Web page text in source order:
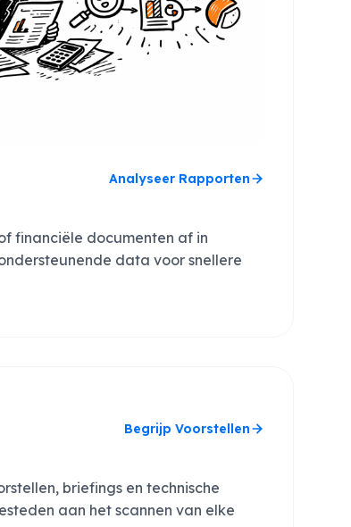
Analyseer Rapporten
financiële documenten af in
data voor snellere
Begrijp Voorstellen
briefings en technische
aan het scannen van elke